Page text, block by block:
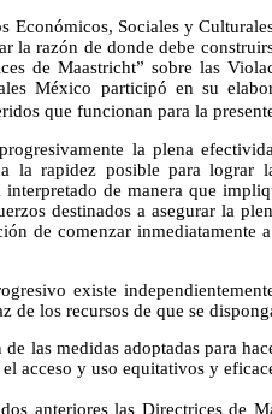
Económicos, Sociales y
la razón de donde debe
de Maastricht” sobre las
México participó en su
que funcionan para la
la plena
la rapidez posible para lograr
de manera que
destinados a asegurar la
de comenzar inmediatamente
existe
de los recursos de que se
las medidas adoptadas para
acceso y uso equitativos y
anteriores las Directrices de